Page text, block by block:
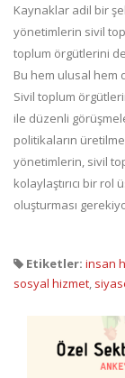
Kaynaklar adil bir
yönetimlerin sivil
toplum örgütlerini
Bu hem ulusal hem
Sivil toplum
ile düzenli
politikaların
yönetimlerin, sivil
kolaylaştırıcı bir
oluşturması
Etiketler: insan
sosyal hizmet,